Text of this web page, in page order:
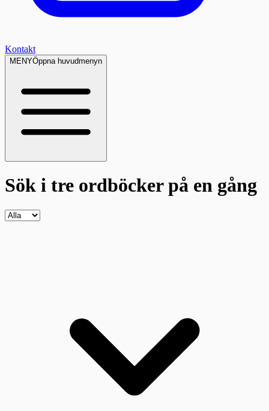
Kontakt
MENYÖppna huvudmenyn
Sök i tre ordböckerpå en gång